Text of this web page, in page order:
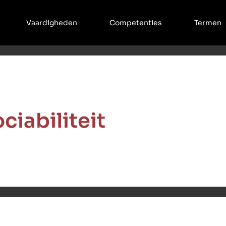
Vaardigheden Competenties Termen